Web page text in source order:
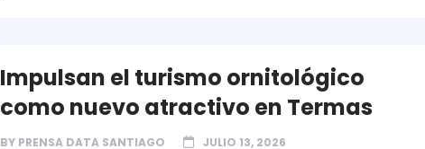
Impulsan el turismo ornitológico
como nuevo atractivo en Termas
BY PRENSA DATA SANTIAGO JULIO 13, 2026